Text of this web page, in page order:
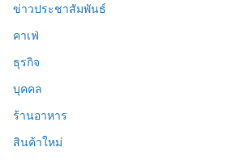
ข่าวประชาสัมพันธ์
คาเฟ่
ธุรกิจ
บุคคล
ร้านอาหาร
สินค้าใหม่